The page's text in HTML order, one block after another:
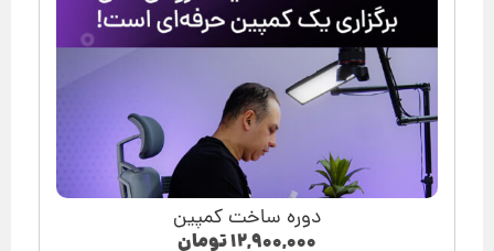
دوره ساخت کمپین
۱۲,۹۰۰,۰۰۰تومان